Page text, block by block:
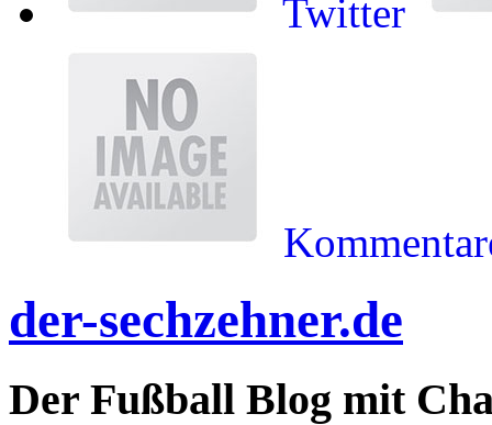
Twitter
der-sechzehner.de
Der Fußball Blog mit